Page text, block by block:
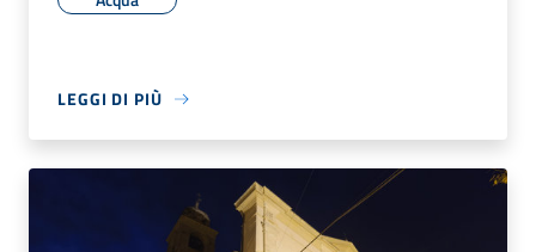
LEGGI DI PIÙ